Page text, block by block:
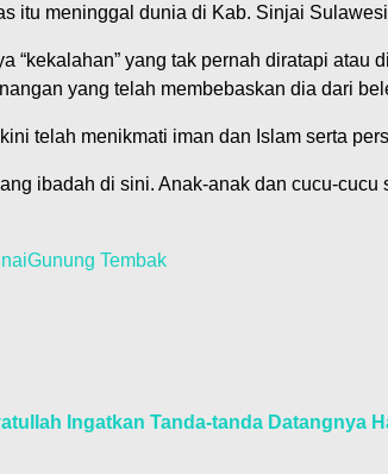
itu meninggal dunia di Kab. Sinjai
“kekalahan” yang tak pernah diratapi
yang telah membebaskan dia dari
telah menikmati iman dan Islam serta
ibadah di sini. Anak-anak dan cucu-
Gunung Tembak
Ingatkan Tanda-tanda Datangnya